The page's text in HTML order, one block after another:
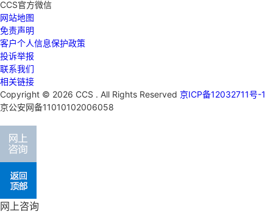
CCS官方微信
网站地图
免责声明
客户个人信息保护政策
投诉举报
联系我们
相关链接
Copyright © 2026 CCS . All Rights Reserved 京ICP备12032711号-1
京公安网备11010102006058
网上咨询